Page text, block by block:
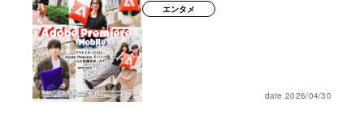
エンタメ
date 2026/04/30